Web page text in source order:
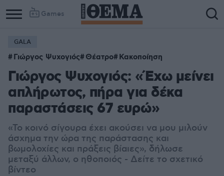
Games
GALA
Γιώργος Ψυχογιός Θέατρο Κακοποίηση
Γιώργος Ψυχογιός: «Έχω μείνει
απλήρωτος, πήρα για δέκα
παραστάσεις 67 ευρώ»
«Το κοινό σίγουρα έχει ακούσει να μου μιλούν
άσχημα την ώρα της παράστασης και
βωμολοχίες και πράξεις βίαιες», δήλωσε
μεταξύ άλλων, ο ηθοποιός - Δείτε το σχετικό
βίντεο